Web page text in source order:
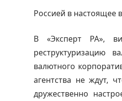
Россией в настоящее
В «Эксперт РА»,
реструктуризацию
валютного
агентства не ждут,
дружественно